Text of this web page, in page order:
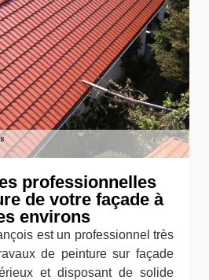
professionnelles
de votre façade à
environs
est un professionnel très
de peinture sur façade
et disposant de solide